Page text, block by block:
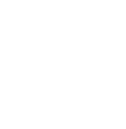
de nouveaux